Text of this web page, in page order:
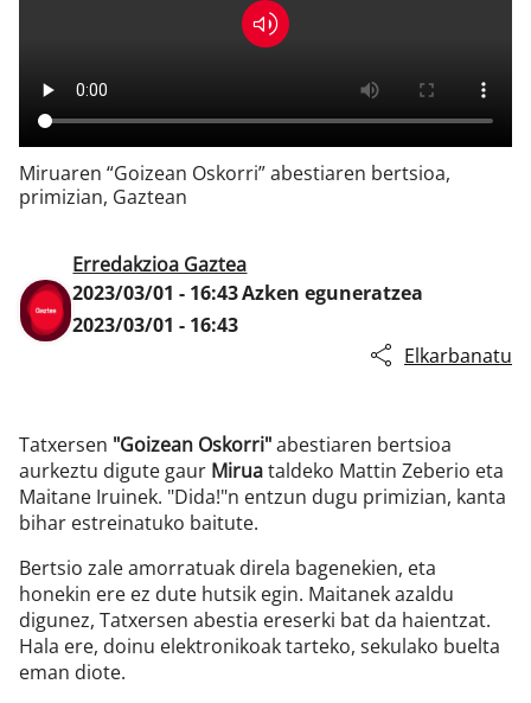
Klisk
Miruaren “Goizean Oskorri” abestiaren bertsioa,
primizian, Gaztean
Erredakzioa Gaztea
2023/03/01 - 16:43Azken eguneratzea
2023/03/01 - 16:43
Elkarbanatu
Tatxersen "Goizean Oskorri"abestiaren bertsioa
aurkeztu digute gaur Miruataldeko Mattin Zeberio eta
Maitane Iruinek. "Dida!"n entzun dugu primizian, kanta
bihar estreinatuko baitute.
Bertsio zale amorratuak direla bagenekien, eta
honekin ere ez dute hutsik egin. Maitanek azaldu
digunez, Tatxersen abestia ereserki bat da haientzat.
Hala ere, doinu elektronikoak tarteko, sekulako buelta
eman diote.